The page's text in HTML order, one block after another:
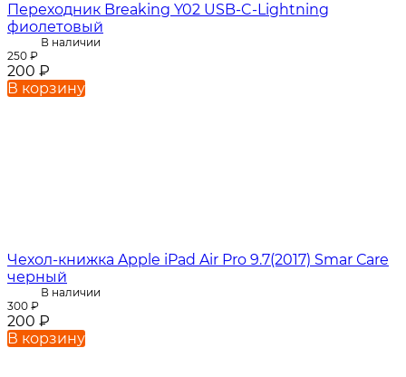
Переходник Breaking Y02 USB-C-Lightning
фиолетовый
В наличии
250 ₽
200 ₽
В корзину
Чехол-книжка Apple iPad Air Pro 9.7(2017) Smar Сare
черный
В наличии
300 ₽
200 ₽
В корзину